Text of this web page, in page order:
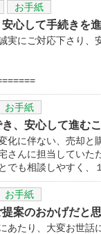
お手紙
心して手続きを
実にご対応下さり、
お手紙
、安心して進む
化に伴ない、売却と
さんに担当していた
でも相談しやすく、
お手紙
案のおかげだと
あたり、大変お世話